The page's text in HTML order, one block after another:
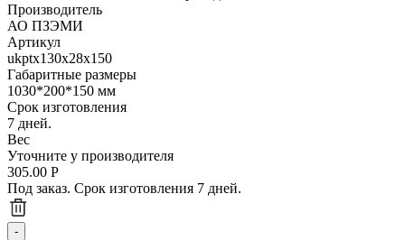
Производитель
АО ПЗЭМИ
Артикул
ukptx130x28x150
Габаритные размеры
1030*200*150 мм
Срок изготовления
7 дней.
Вес
Уточните у производителя
305.00 Р
Под заказ. Срок изготовления 7 дней.